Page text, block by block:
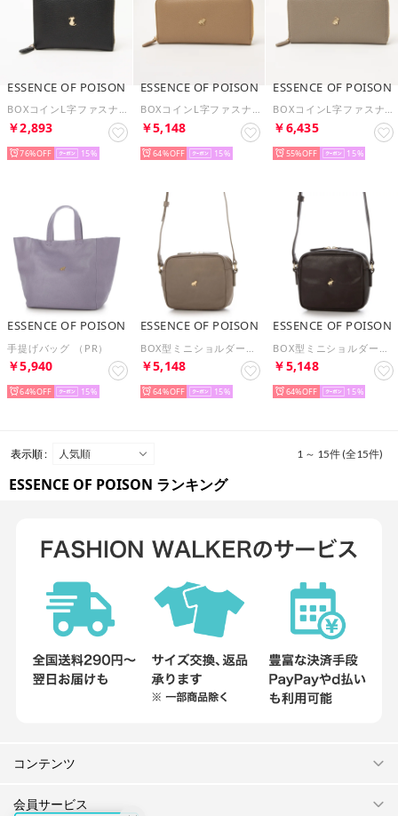
ESSENCE OF POISON
BOXコインL字ファスナー札入れ （BLK）
￥2,893
76% 15
ESSENCE OF POISON
BOXコインL字ファスナー束入れ （BE）
￥5,148
64% 15
ESSENCE OF POISON
BOXコインL字ファスナー束入れ （TUP）
￥6,435
55% 15
ESSENCE OF POISON
手提げバッグ （PR）
￥5,940
64% 15
ESSENCE OF POISON
￥5,148
64% 15
ESSENCE OF POISON
￥5,148
64% 15
表示順 : 1 ～ 15件 (全15件)
ESSENCE OF POISON ランキング
コンテンツ
会員サービス